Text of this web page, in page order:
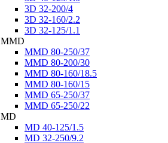
3D 32-200/4
3D 32-160/2.2
3D 32-125/1.1
MMD
MMD 80-250/37
MMD 80-200/30
MMD 80-160/18.5
MMD 80-160/15
MMD 65-250/37
MMD 65-250/22
MD
MD 40-125/1.5
MD 32-250/9.2